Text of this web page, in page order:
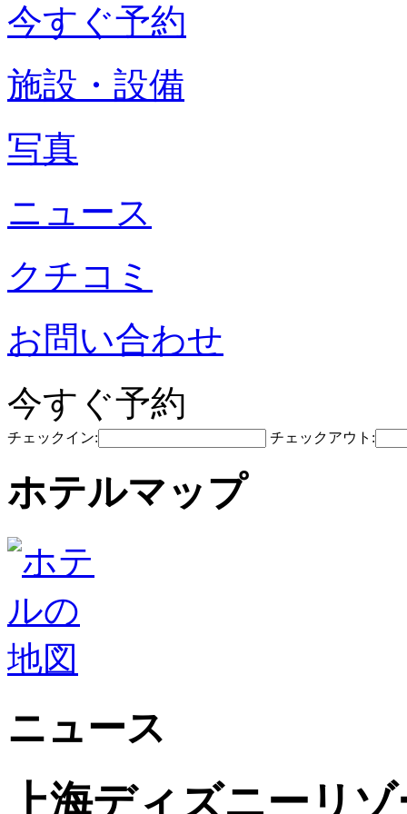
今すぐ予約
施設・設備
写真
ニュース
クチコミ
お問い合わせ
今すぐ予約
チェックイン: チェックアウト:
ホテルマップ
ニュース
上海ディズニーリ